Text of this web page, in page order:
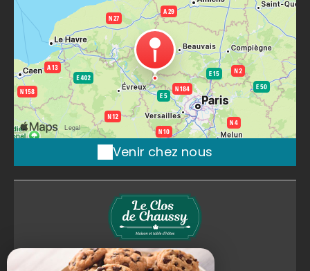
Venir chez nous
Le Clos de Chaussy